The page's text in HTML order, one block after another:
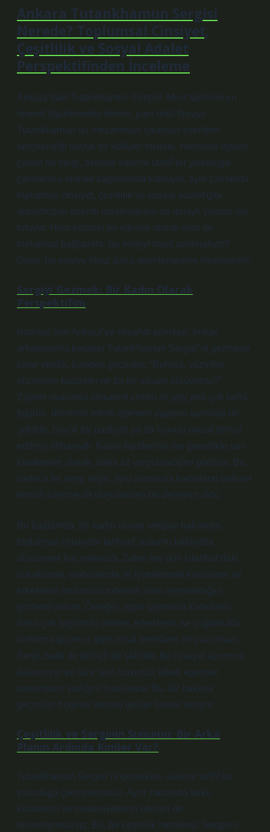
Ankara Tutankhamun Sergisi
Nerede? Toplumsal Cinsiyet,
Çeşitlilik ve Sosyal Adalet
Perspektifinden İnceleme
Ankara’daki Tutankhamun Sergisi, Mısır tarihinin en
önemli figürlerinden birinin, yani ünlü firavun
Tutankhamun’un mezarından çıkarılan eserlerin
sergilendiği büyük bir kültürel etkinlik. Herkesin ilgisini
çeken bu sergi, aslında sadece tarihî bir yolculuğa
çıkmamıza olanak sağlamakla kalmıyor, aynı zamanda
toplumsal cinsiyet, çeşitlilik ve sosyal adalet gibi
günümüzün önemli meselelerine de dolaylı yoldan ışık
tutuyor. Hem kültürel bir etkinlik olarak hem de
toplumsal bağlamda, bu sergiyi nasıl anlamalıyız?
Gelin, bu soruyu biraz daha derinlemesine inceleyelim.
Sergiyi Gezmek: Bir Kadın Olarak
Perspektifim
İstanbul’dan Ankara’ya seyahat ederken, birkaç
arkadaşımla beraber Tutankhamun Sergisi’ni gezmeye
karar verdik. İçimden geçirdim: “Burada, yüzyıllar
öncesinin kadınları ne tür bir yaşam sürüyordu?”
Ziyaret sırasında dikkatimi çeken ilk şey, pek çok tarihî
figürün, dönemin erkek egemen yapısını yansıtan bir
şekilde, büyük bir padişah ya da firavun olarak temsil
edilmiş olmasıydı. Kadın figürlerinin ise genellikle yan
karakterler olarak, daha az vurgulandığını gördüm. Bu,
sadece bir sergi değil, aynı zamanda kadınların tarihsel
temsili üzerine de düşündüren bir deneyim oldu.
Bu bağlamda, bir kadın olarak sergiye bakarken,
toplumsal cinsiyetin tarihsel sunumu hakkında
düşünmek kaçınılmazdı. Zaten her gün İstanbul’daki
sokaklarda, otobüslerde ve işyerlerinde kadınların ve
erkeklerin toplumsal rollerine nasıl ayrıştırıldığını
gözlemliyorum. Örneğin, toplu taşımada kadınların
daha çok başörtülü olması, erkeklerin ise çoğunlukla
üniforma giymesi, toplumsal normların bir yansıması.
Sergi, belki de bilinçli bir şekilde, bu cinsiyet ayrımına
dokunuyor ve bize tarih boyunca erkek egemen
toplumların varlığını hatırlatıyor. Bu, bir bakıma
geçmişin bugüne etkisini gözler önüne seriyor.
Çeşitlilik ve Serginin Sunumu: Bir Arka
Planın Ardında Kimler Var?
Tutankhamun Sergisi’ni gezerken, sadece tarihî bir
yolculuğa çıkmıyorsunuz. Aynı zamanda farklı
kültürlerin ve medeniyetlerin etkisini de
hissediyorsunuz. Bu, bir çeşitlilik meselesi. Serginin